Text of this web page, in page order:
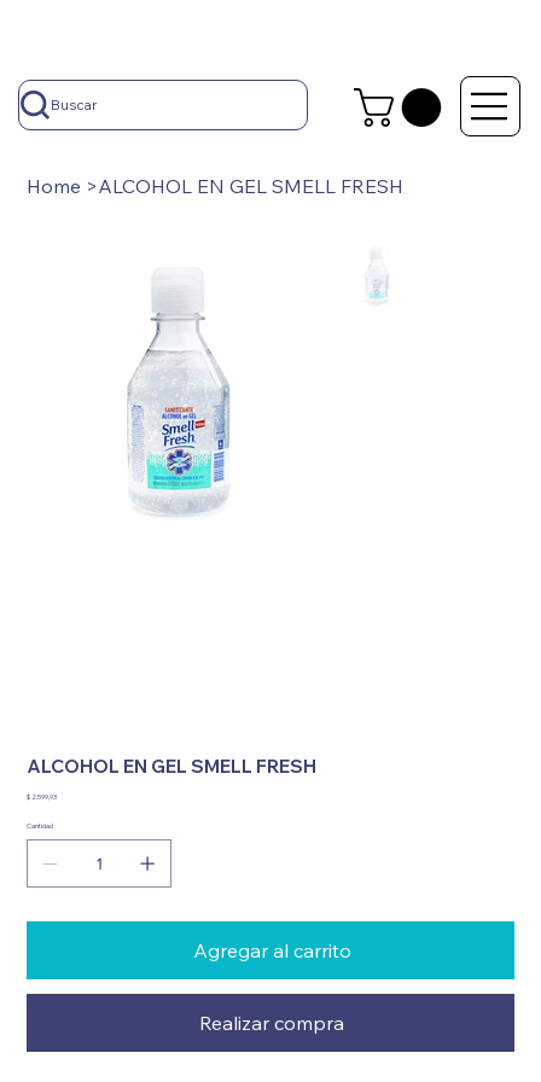
Buscar
Home >ALCOHOL EN GEL SMELL FRESH
ALCOHOL EN GEL SMELL FRESH
Precio
$ 2.599,93
Cantidad
Agregar al carrito
Realizar compra